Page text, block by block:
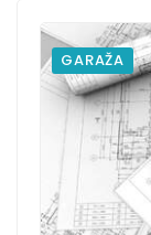
GARAŽA